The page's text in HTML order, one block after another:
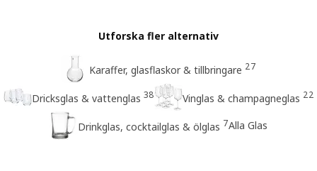
Utforska fler alternativ
Karaffer, glasflaskor & tillbringare 27
Dricksglas & vattenglas 38 Vinglas & champagneglas 22
Drinkglas, cocktailglas & ölglas 7Alla Glas